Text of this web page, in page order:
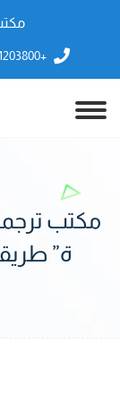
+01101203800
مكتب
ة”